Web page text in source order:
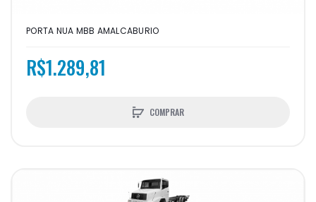
PORTA NUA MBB AMALCABURIO
R$1.289,81
COMPRAR